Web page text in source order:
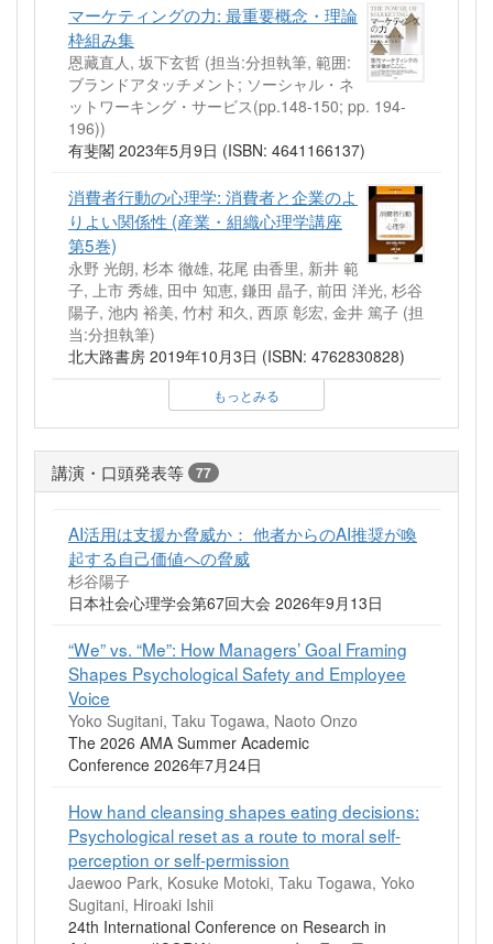
マーケティングの力: 最重要概念・理論
枠組み集
恩藏直人, 坂下玄哲 (担当:分担執筆, 範囲:
ブランドアタッチメント; ソーシャル・ネ
ットワーキング・サービス(pp.148-150; pp. 194-
196))
有斐閣 2023年5月9日 (ISBN: 4641166137)
消費者行動の心理学: 消費者と企業のよ
りよい関係性 (産業・組織心理学講座
第5巻)
永野 光朗, 杉本 徹雄, 花尾 由香里, 新井 範
子, 上市 秀雄, 田中 知恵, 鎌田 晶子, 前田 洋光, 杉谷
陽子, 池内 裕美, 竹村 和久, 西原 彰宏, 金井 篤子 (担
当:分担執筆)
北大路書房 2019年10月3日 (ISBN: 4762830828)
もっとみる
講演・口頭発表等 77
AI活用は支援か脅威か： 他者からのAI推奨が喚
起する自己価値への脅威
杉谷陽子
日本社会心理学会第67回大会 2026年9月13日
“We” vs. “Me”: How Managers’ Goal Framing
Shapes Psychological Safety and Employee
Voice
Yoko Sugitani, Taku Togawa, Naoto Onzo
The 2026 AMA Summer Academic
Conference 2026年7月24日
How hand cleansing shapes eating decisions:
Psychological reset as a route to moral self-
perception or self-permission
Jaewoo Park, Kosuke Motoki, Taku Togawa, Yoko
Sugitani, Hiroaki Ishii
24th International Conference on Research in